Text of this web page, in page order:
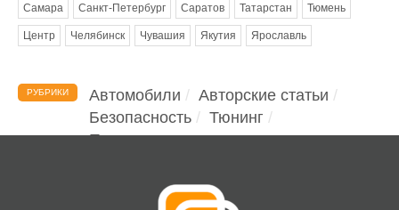
Самара Санкт-Петербург Саратов Татарстан Тюмень
Центр Челябинск Чувашия Якутия Ярославль
РУБРИКИ Автомобили
Авторские статьи
Безопасность
Тюнинг
Помощь водителю